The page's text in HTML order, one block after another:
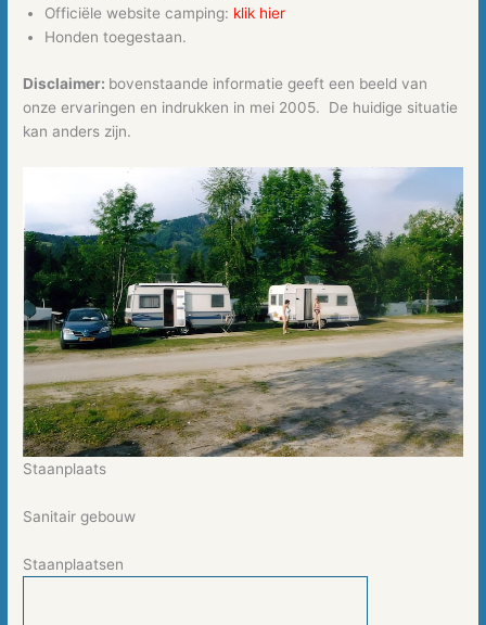
Officiële website camping: klik hier
Honden toegestaan.
Disclaimer: bovenstaande informatie geeft een beeld van
onze ervaringen en indrukken in mei 2005. De huidige situatie
kan anders zijn.
Staanplaats
Sanitair gebouw
Staanplaatsen